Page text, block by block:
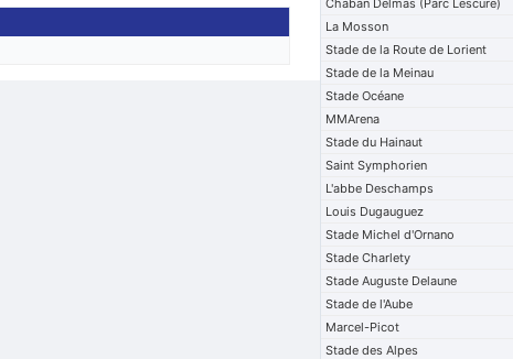
Chaban Delmas (Parc Lescure)
La Mosson
Stade de la Route de Lorient
Stade de la Meinau
Stade Océane
MMArena
Stade du Hainaut
Saint Symphorien
L'abbe Deschamps
Louis Dugauguez
Stade Michel d'Ornano
Stade Charlety
Stade Auguste Delaune
Stade de l'Aube
Marcel-Picot
Stade des Alpes